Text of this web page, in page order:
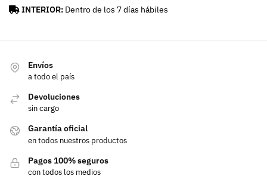
INTERIOR: Dentro de los 7 días hábiles
Envíos
a todo el país
Devoluciones
sin cargo
Garantía oficial
en todos nuestros productos
Pagos 100% seguros
con todos los medios